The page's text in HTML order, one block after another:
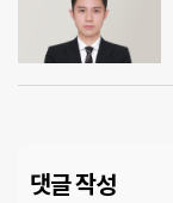
댓글 작성